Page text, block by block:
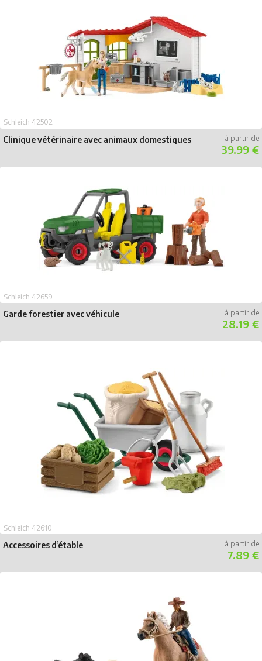
Clinique vétérinaire avec animaux domestiques
Schleich 42502
39.99 €
Garde forestier avec véhicule
Schleich 42659
28.19 €
Accessoires d’étable
Schleich 42610
7.89 €